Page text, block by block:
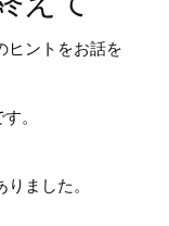
ヒントをお話を
。
ました。